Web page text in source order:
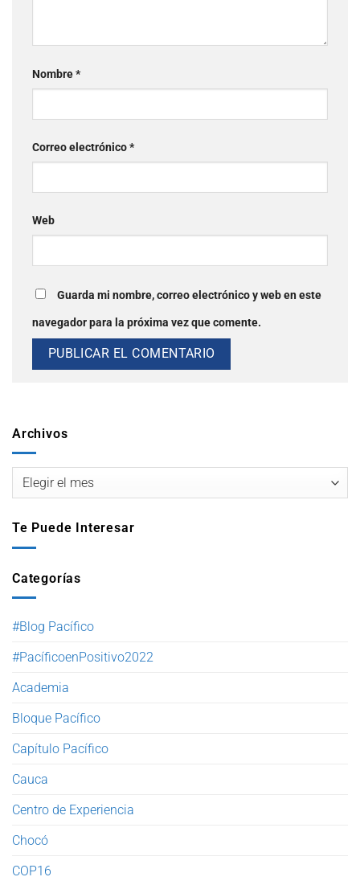
Archivos
Te Puede Interesar
Categorías
#Blog Pacífico
#PacíficoenPositivo2022
Academia
Bloque Pacífico
Capítulo Pacífico
Cauca
Centro de Experiencia
Chocó
COP16
Nombre*
Correo electrónico*
Web
Guarda mi nombre, correo electrónico y web en este
navegador para la próxima vez que comente.